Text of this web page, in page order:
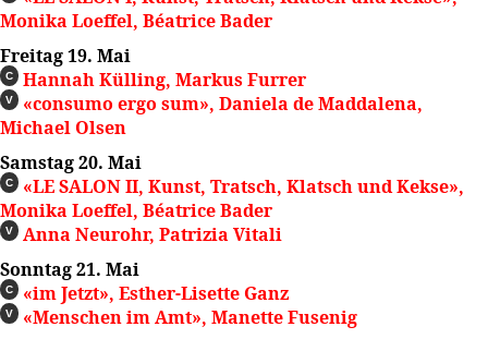
Monika Loeffel, Béatrice Bader
Freitag 19. Mai
C Hannah Külling, Markus Furrer
V
«consumo ergo sum», Daniela de Maddalena,
Michael Olsen
Samstag 20. Mai
C
«LE SALON II, Kunst, Tratsch, Klatsch und Kekse»,
Monika Loeffel, Béatrice Bader
V
Anna Neurohr, Patrizia Vitali
Sonntag 21. Mai
C «im Jetzt», Esther-Lisette Ganz
V
«Menschen im Amt», Manette Fusenig